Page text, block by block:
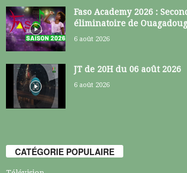
Faso Academy 2026 :
éliminatoire de
6 août 2026
JT de 20H du 06 août 2026
6 août 2026
CATÉGORIE POPULAIRE